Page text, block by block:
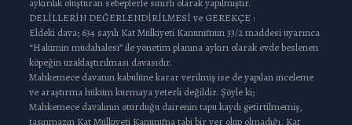
DELİLLERİN DEĞERLENDİRİLMESİ ve GEREKÇE :
Eldeki dava; 634 sayılı Kat Mülkiyeti Kanunu’nun 33/2 maddesi uyarınca
“Hakimin müdahalesi” ile yönetim planına aykırı olarak evde beslenen
köpeğin uzaklaştırılması davasıdır.
Mahkemece davanın kabulüne karar verilmiş ise de yapılan inceleme
ve araştırma hüküm kurmaya yeterli değildir. Şöyle ki;
Mahkemece davalının oturduğu dairenin tapu kaydı getirtilmemiş,
taşınmazın Kat Mülkiyeti Kanunu’na tabi bir yer olup olmadığı, Kat